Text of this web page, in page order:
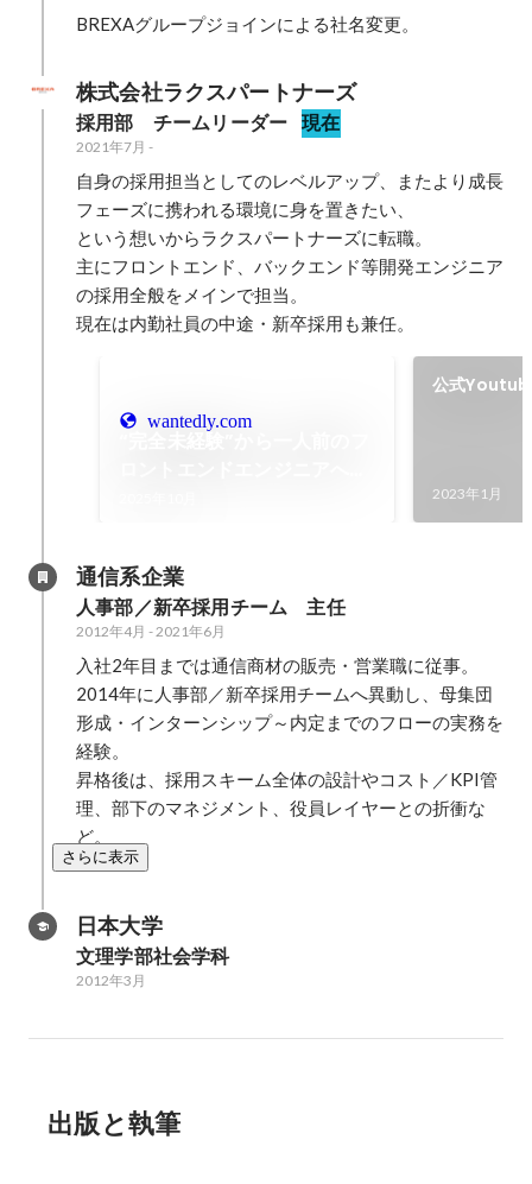
BREXAグループジョインによる社名変更。
株式会社ラクスパートナーズ
採用部　チームリーダー 現在
2021年7月 -
自身の採用担当としてのレベルアップ、またより成長
フェーズに携われる環境に身を置きたい、
という想いからラクスパートナーズに転職。
主にフロントエンド、バックエンド等開発エンジニア
の採用全般をメインで担当。
現在は内勤社員の中途・新卒採用も兼任。
wantedly.com
公式
2023年1月
通信系企業
人事部／新卒採用チーム　主任
2012年4月 - 2021年6月
入社2年目までは通信商材の販売・営業職に従事。
2014年に人事部／新卒採用チームへ異動し、母集団
形成・インターンシップ～内定までのフローの実務を
経験。
昇格後は、採用スキーム全体の設計やコスト／KPI管
理、部下のマネジメント、役員レイヤーとの折衝な
ど。
さらに表示
日本大学
文理学部社会学科
2012年3月
出版と執筆